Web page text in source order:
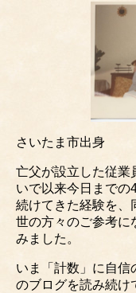
さいたま市出身
亡父が設立した従業
いで以来今日までの
続けてきた経験を、
世の方々のご参考に
みました。
いま「計数」に自信
のブログを読み続け